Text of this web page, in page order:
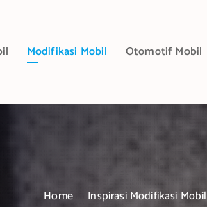
Modifikasi Mobil Otomotif Mobil
Home Inspirasi Modifikasi